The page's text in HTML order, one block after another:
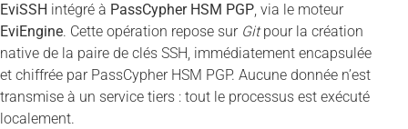
EviSSH intégré à PassCypher HSM PGP, via le moteur
EviEngine. Cette opération repose sur Gitpour la création
native de la paire de clés SSH, immédiatement encapsulée
et chiffrée par PassCypher HSM PGP. Aucune donnée n’est
transmise à un service tiers : tout le processus est exécuté
localement.